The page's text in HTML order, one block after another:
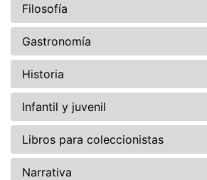
Filosofía
Gastronomía
Historia
Infantil y juvenil
Libros para coleccionistas
Narrativa